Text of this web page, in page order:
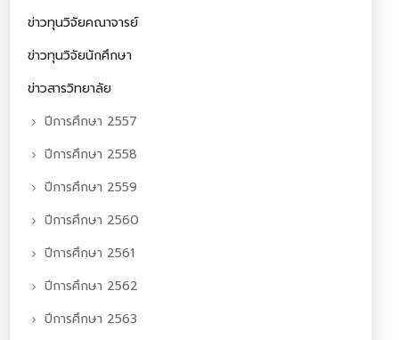
ข่าวทุนวิจัยคณาจารย์
ข่าวทุนวิจัยนักศึกษา
ข่าวสารวิทยาลัย
ปีการศึกษา 2557
ปีการศึกษา 2558
ปีการศึกษา 2559
ปีการศึกษา 2560
ปีการศึกษา 2561
ปีการศึกษา 2562
ปีการศึกษา 2563